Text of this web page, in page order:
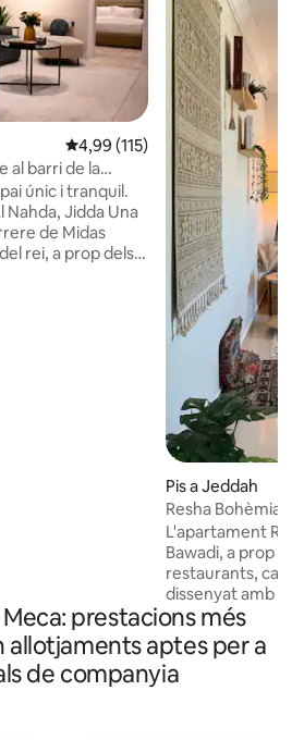
4,99 de puntuació mitjana d'un
4,99 (115)
al barri de la
únic i tranquil.
Nahda, Jidda Una
de Midas
rei, a prop dels
Pis a Jeddah
Resha Bohèmia
L'apartament
Bawadi, a prop
restaurants,
dissenyat amb
amb colors càlids
afegeixen un
d'un dormitori
còmoda, una
prestacions més
allotjaments aptes per a
de companyia